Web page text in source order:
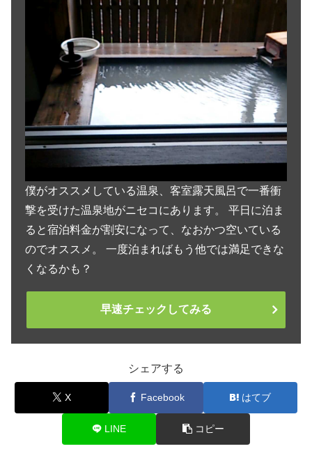
僕がオススメしている温泉、客室露天風呂で一番衝
撃を受けた温泉地がニセコにあります。 平日に泊ま
ると宿泊料金が割安になって、なおかつ空いている
のでオススメ。 一度泊まればもう他では満足できな
くなるかも？
早速チェックしてみる
シェアする
X Facebook はてブ
LINE コピー